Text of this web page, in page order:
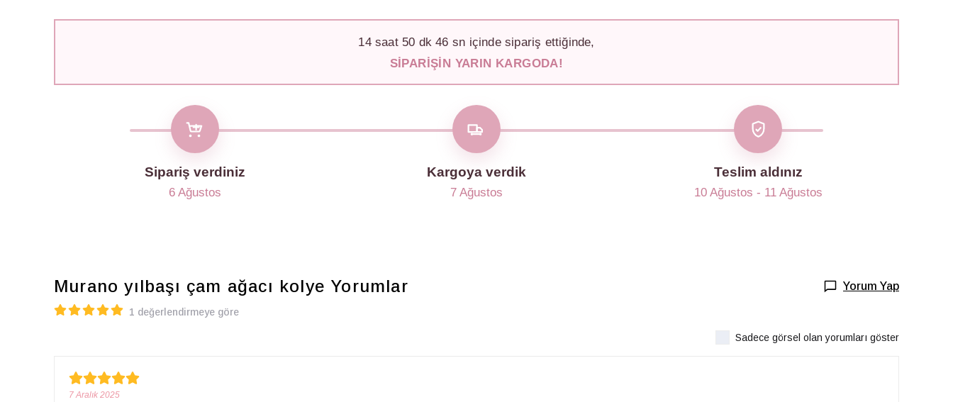
14saat 50 dk43 sn içinde sipariş ettiğinde,
SIPARIŞIN YARIN KARGODA!
Sipariş verdiniz
6 Ağustos
Kargoya verdik
7 Ağustos
Teslim aldınız
10 Ağustos - 11 Ağustos
Murano yılbaşı çam ağacı kolye Yorumlar Yorum Yap
1 değerlendirmeye göre
Sadece görsel olan yorumları göster
7 Aralık 2025